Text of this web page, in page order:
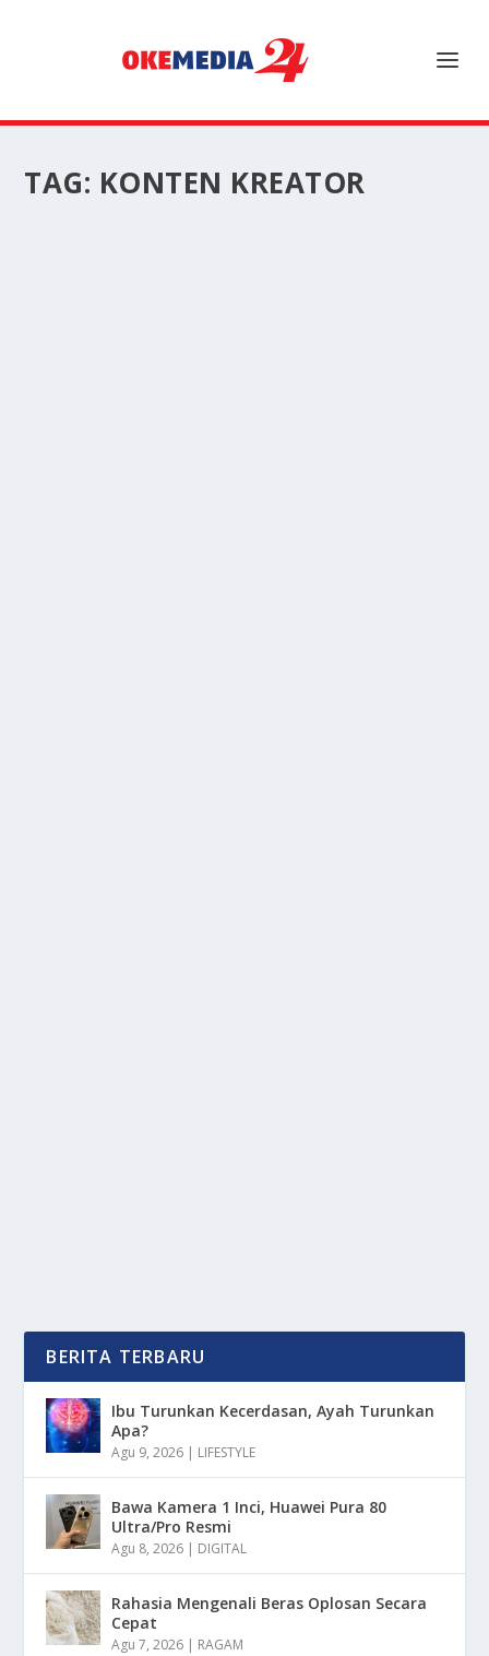
TAG: KONTEN KREATOR
BERITA TERBARU
Ibu Turunkan Kecerdasan, Ayah Turunkan
Apa?
Agu 9, 2026 | LIFESTYLE
Bawa Kamera 1 Inci, Huawei Pura 80
Ultra/Pro Resmi
Agu 8, 2026 | DIGITAL
Rahasia Mengenali Beras Oplosan Secara
Cepat
Agu 7, 2026 | RAGAM